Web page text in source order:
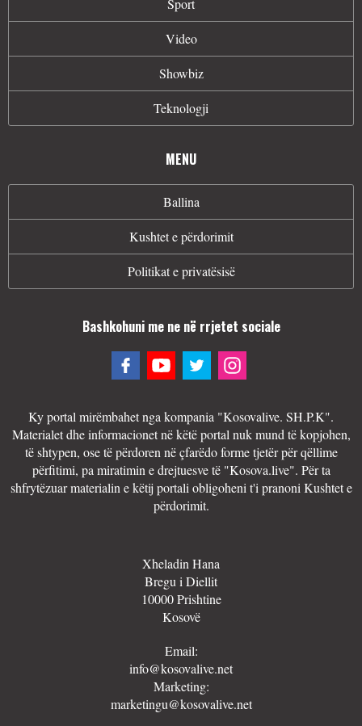
Sport
Video
Showbiz
Teknologji
MENU
Ballina
Kushtet e përdorimit
Politikat e privatësisë
Bashkohuni me ne në rrjetet sociale
Ky portal mirëmbahet nga kompania "Kosovalive. SH.P.K".
Materialet dhe informacionet në këtë portal nuk mund të kopjohen,
të shtypen, ose të përdoren në çfarëdo forme tjetër për qëllime
përfitimi, pa miratimin e drejtuesve të "Kosova.live". Për ta
shfrytëzuar materialin e këtij portali obligoheni t'i pranoni Kushtet e
përdorimit.
Xheladin Hana
Bregu i Diellit
10000 Prishtine
Kosovë
Email:
info@kosovalive.net
Marketing:
marketingu@kosovalive.net